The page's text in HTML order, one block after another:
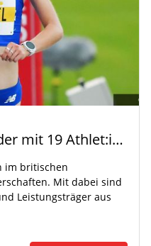
DLV nominiert EM-Kader mit 19 Athlet:innen aus Baden-Württemberg
im britischen
Mit dabei sind
Leistungsträger aus